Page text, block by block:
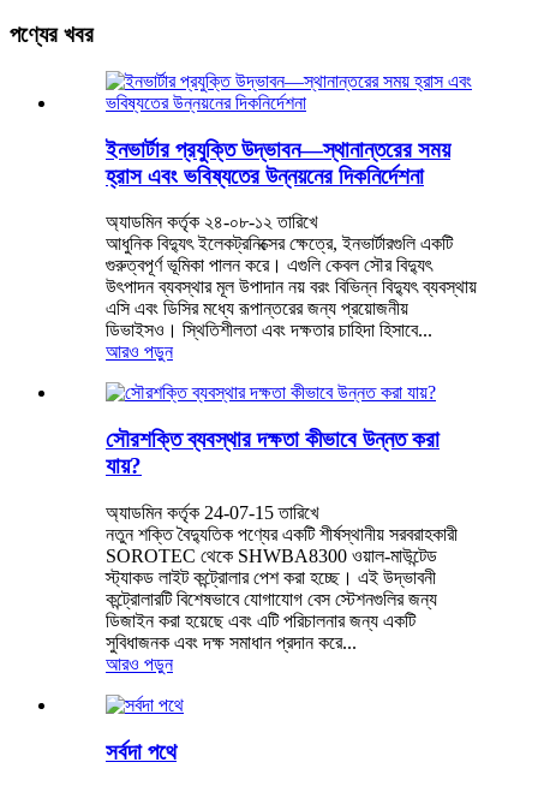
পণ্যের খবর
ইনভার্টার প্রযুক্তি উদ্ভাবন—স্থানান্তরের সময়
হ্রাস এবং ভবিষ্যতের উন্নয়নের দিকনির্দেশনা
অ্যাডমিন কর্তৃক ২৪-০৮-১২ তারিখে
আধুনিক বিদ্যুৎ ইলেকট্রনিক্সের ক্ষেত্রে, ইনভার্টারগুলি একটি
গুরুত্বপূর্ণ ভূমিকা পালন করে। এগুলি কেবল সৌর বিদ্যুৎ
উৎপাদন ব্যবস্থার মূল উপাদান নয় বরং বিভিন্ন বিদ্যুৎ ব্যবস্থায়
এসি এবং ডিসির মধ্যে রূপান্তরের জন্য প্রয়োজনীয়
ডিভাইসও। স্থিতিশীলতা এবং দক্ষতার চাহিদা হিসাবে...
আরও পড়ুন
সৌরশক্তি ব্যবস্থার দক্ষতা কীভাবে উন্নত করা
যায়?
অ্যাডমিন কর্তৃক 24-07-15 তারিখে
নতুন শক্তি বৈদ্যুতিক পণ্যের একটি শীর্ষস্থানীয় সরবরাহকারী
SOROTEC থেকে SHWBA8300 ওয়াল-মাউন্টেড
স্ট্যাকড লাইট কন্ট্রোলার পেশ করা হচ্ছে। এই উদ্ভাবনী
কন্ট্রোলারটি বিশেষভাবে যোগাযোগ বেস স্টেশনগুলির জন্য
ডিজাইন করা হয়েছে এবং এটি পরিচালনার জন্য একটি
সুবিধাজনক এবং দক্ষ সমাধান প্রদান করে...
আরও পড়ুন
সর্বদা পথে